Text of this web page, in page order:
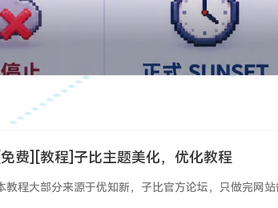
[免费][教程]子比主题美化，优化教程